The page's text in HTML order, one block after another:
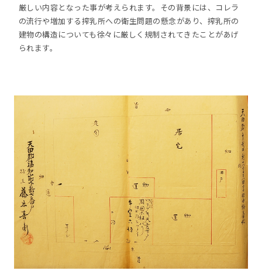
厳しい内容となった事が考えられます。その背景には、コレラ
の流行や増加する搾乳所への衛生問題の懸念があり、搾乳所の
建物の構造についても徐々に厳しく規制されてきたことがあげ
られます。